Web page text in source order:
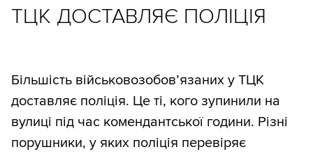
ТЦК ДОСТАВЛЯЄ ПОЛІЦІЯ
Більшість військовозобов’язаних у ТЦК
доставляє поліція. Це ті, кого зупинили на
вулиці під час комендантської години. Різні
порушники, у яких поліція перевіряє